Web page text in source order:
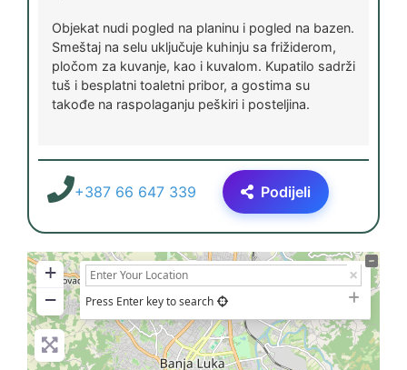
Objekat nudi pogled na planinu i pogled na bazen.
Smeštaj na selu uključuje kuhinju sa frižiderom,
pločom za kuvanje, kao i kuvalom. Kupatilo sadrži
tuš i besplatni toaletni pribor, a gostima su
takođe na raspolaganju peškiri i posteljina.
+387 66 647 339 Podijeli
+
−
Press Enter key to search